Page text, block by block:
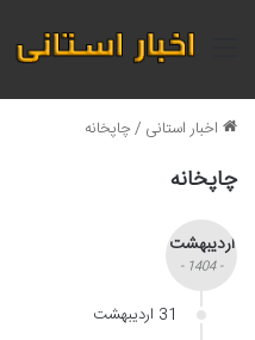
منو
اخبار استانی /چاپخانه
چاپخانه
اردیبهشت
- 1404 -
31 اردیبهشت